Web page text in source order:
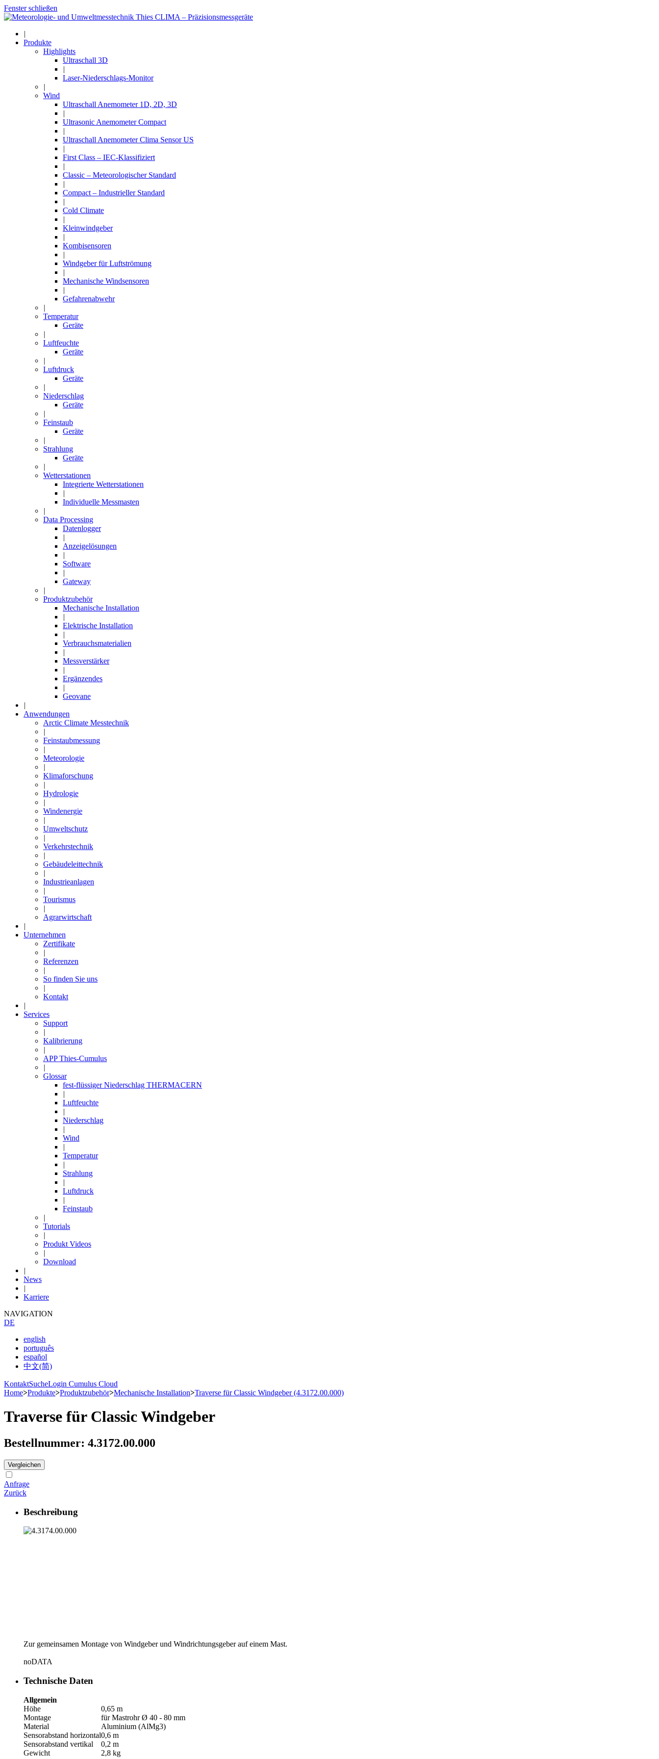
Fenster schließen
|
Produkte
Highlights
Ultraschall 3D
|
Laser-Niederschlags-Monitor
|
Wind
Ultraschall Anemometer 1D, 2D, 3D
|
Ultrasonic Anemometer Compact
|
Ultraschall Anemometer Clima Sensor US
|
First Class – IEC-Klassifiziert
|
Classic – Meteorologischer Standard
|
Compact – Industrieller Standard
|
Cold Climate
|
Kleinwindgeber
|
Kombisensoren
|
Windgeber für Luftströmung
|
Mechanische Windsensoren
|
Gefahrenabwehr
|
Temperatur
Geräte
|
Luftfeuchte
Geräte
|
Luftdruck
Geräte
|
Niederschlag
Geräte
|
Feinstaub
Geräte
|
Strahlung
Geräte
|
Wetterstationen
Integrierte Wetterstationen
|
Individuelle Messmasten
|
Data Processing
Datenlogger
|
Anzeigelösungen
|
Software
|
Gateway
|
Produktzubehör
Mechanische Installation
|
Elektrische Installation
|
Verbrauchsmaterialien
|
Messverstärker
|
Ergänzendes
|
Geovane
|
Anwendungen
Arctic Climate Messtechnik
|
Feinstaubmessung
|
Meteorologie
|
Klimaforschung
|
Hydrologie
|
Windenergie
|
Umweltschutz
|
Verkehrstechnik
|
Gebäudeleittechnik
|
Industrieanlagen
|
Tourismus
|
Agrarwirtschaft
|
Unternehmen
Zertifikate
|
Referenzen
|
So finden Sie uns
|
Kontakt
|
Services
Support
|
Kalibrierung
|
APP Thies-Cumulus
|
Glossar
fest-flüssiger Niederschlag THERMACERN
|
Luftfeuchte
|
Niederschlag
|
Wind
|
Temperatur
|
Strahlung
|
Luftdruck
|
Feinstaub
|
Tutorials
|
Produkt Videos
|
Download
|
News
|
Karriere
NAVIGATION
DE
english
português
español
中文(简)
KontaktSucheLogin Cumulus Cloud
Home>Produkte>Produktzubehör>Mechanische Installation>Traverse für Classic Windgeber (4.3172.00.000)
Traverse für Classic Windgeber
Bestellnummer: 4.3172.00.000
Vergleichen
Anfrage
Zurück
Beschreibung
Zur gemeinsamen Montage von Windgeber und Windrichtungsgeber auf einem Mast.
noDATA
Technische Daten
Allgemein
Höhe
0,65 m
Montage
für Mastrohr Ø 40 - 80 mm
Material
Aluminium (AlMg3)
Sensorabstand horizontal0,6 m
Sensorabstand vertikal
0,2 m
Gewicht
2,8 kg